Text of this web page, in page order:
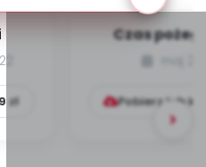
zł
Czas
Pobierz lub